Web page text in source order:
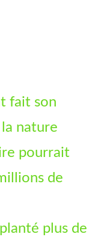
fait son
nature
pourrait
de
plus de